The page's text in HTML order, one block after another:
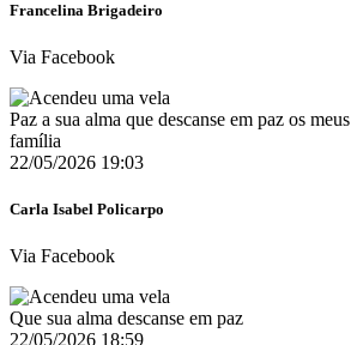
Francelina Brigadeiro
Via Facebook
Paz a sua alma que descanse em paz os
família
22/05/2026 19:03
Carla Isabel Policarpo
Via Facebook
Que sua alma descanse em paz
22/05/2026 18:59